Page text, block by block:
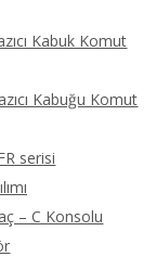
Kabuk Komut
Kabuğu Komut
serisi
– C Konsolu